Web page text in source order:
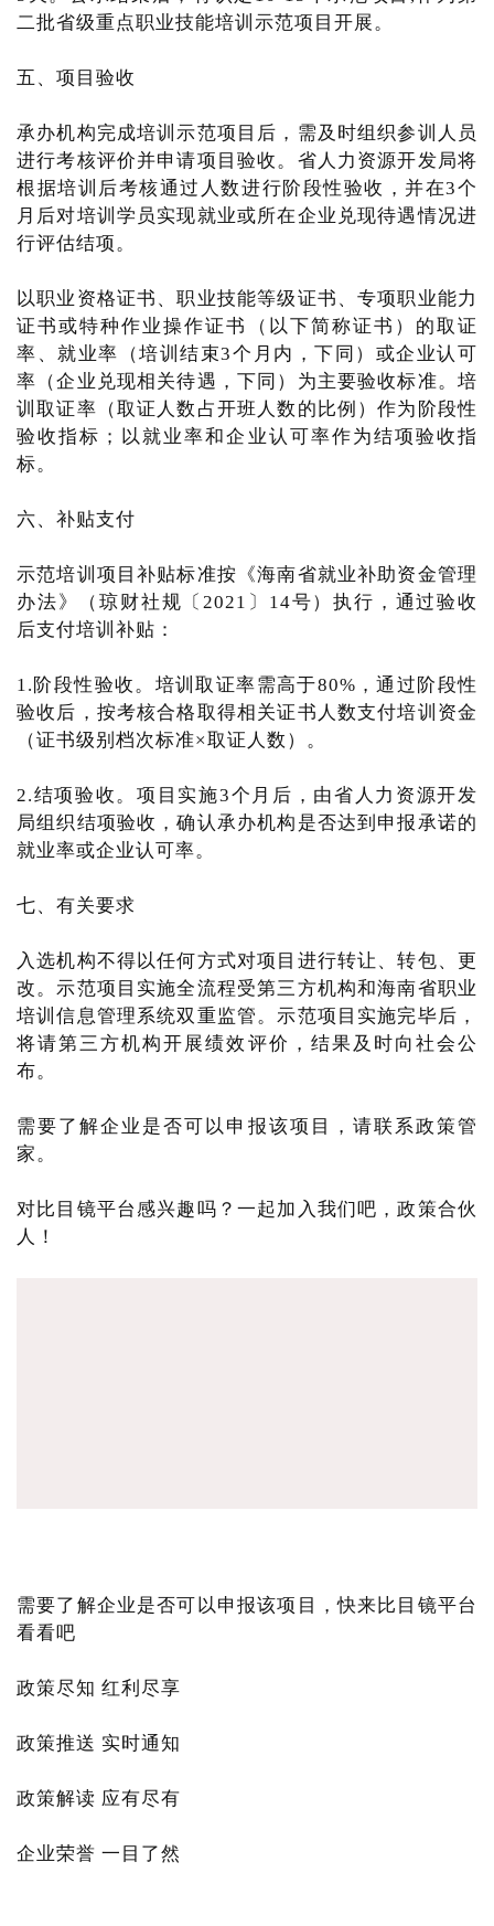
二批省级重点职业技能培训示范项目开展。
五、项目验收
承办机构完成培训示范项目后，需及时组织参训人员
进行考核评价并申请项目验收。省人力资源开发局将
根据培训后考核通过人数进行阶段性验收，并在3个
月后对培训学员实现就业或所在企业兑现待遇情况进
行评估结项。
以职业资格证书、职业技能等级证书、专项职业能力
证书或特种作业操作证书（以下简称证书）的取证
率、就业率（培训结束3个月内，下同）或企业认可
率（企业兑现相关待遇，下同）为主要验收标准。培
训取证率（取证人数占开班人数的比例）作为阶段性
验收指标；以就业率和企业认可率作为结项验收指
标。
六、补贴支付
示范培训项目补贴标准按《海南省就业补助资金管理
办法》（琼财社规〔2021〕14号）执行，通过验收
后支付培训补贴：
1.阶段性验收。培训取证率需高于80%，通过阶段性
验收后，按考核合格取得相关证书人数支付培训资金
（证书级别档次标准×取证人数）。
2.结项验收。项目实施3个月后，由省人力资源开发
局组织结项验收，确认承办机构是否达到申报承诺的
就业率或企业认可率。
七、有关要求
入选机构不得以任何方式对项目进行转让、转包、更
改。示范项目实施全流程受第三方机构和海南省职业
培训信息管理系统双重监管。示范项目实施完毕后，
将请第三方机构开展绩效评价，结果及时向社会公
布。
需要了解企业是否可以申报该项目，请联系政策管
家。
对比目镜平台感兴趣吗？一起加入我们吧，政策合伙
人！
需要了解企业是否可以申报该项目，快来比目镜平台
看看吧
政策尽知 红利尽享
政策推送 实时通知
政策解读 应有尽有
企业荣誉 一目了然